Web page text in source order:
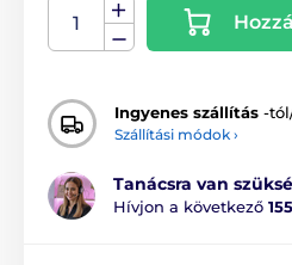
Ingyenes szállítás -
Szállítási módok ›
Tanácsra van
Hívjon a következő